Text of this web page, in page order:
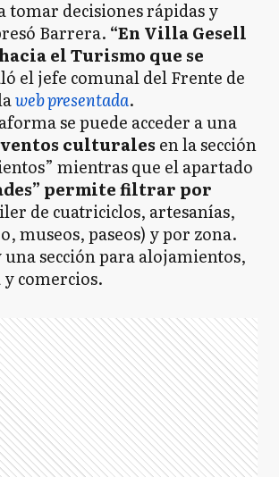
tomar decisiones rápidas y
Barrera. “En Villa Gesell
el Turismo que se
el jefe comunal del Frente de
web presentada.
se puede acceder a una
culturales en la sección
mientras que el apartado
permite filtrar por
de cuatriciclos, artesanías,
museos, paseos) y por zona.
sección para alojamientos,
comercios.